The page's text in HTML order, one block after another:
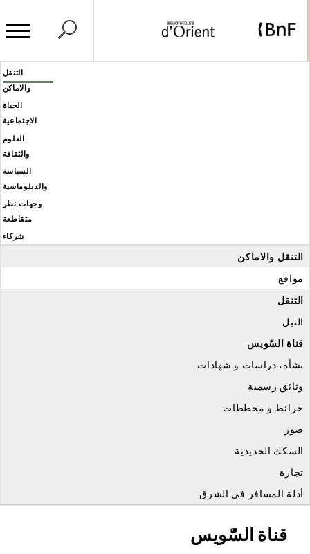
التنقل
والاماكن
الحياة
الاجتماعية
العلوم
والثقافة
السياسة
والدبلوماسية
وجهات نظر
متقاطعة
شركاء
التنقل والاماكن
مواقع
التنقل
النيل
قناة السّويس
نشأة، دراسات و شهادات
وثائق رسمية
خرائط و مخططات
صور
السكك الحديدية
تجارة
أدلة المسافر في الشرق
قناة السّويس